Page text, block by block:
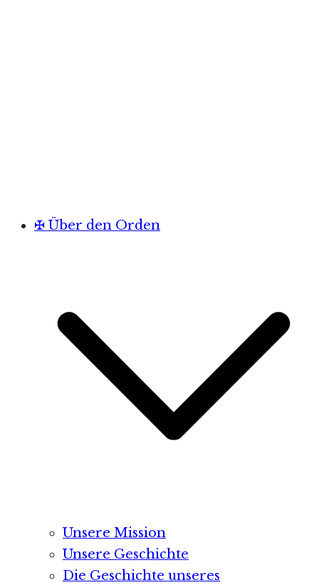
✠ Über den Orden
Unsere Mission
Unsere Geschichte
Die Geschichte unseres